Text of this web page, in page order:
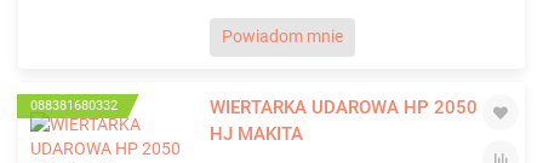
Powiadom mnie
088381680332
WIERTARKA UDAROWA HP 2050
HJ MAKITA